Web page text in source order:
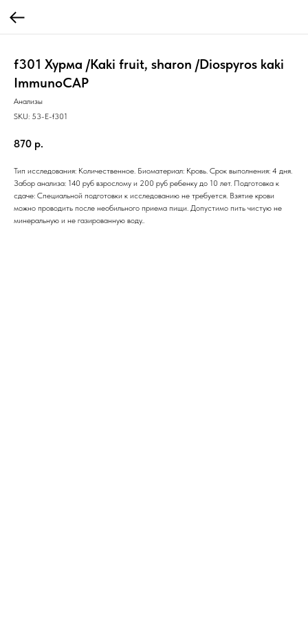
f301 Хурма /Kaki fruit, sharon /Diospyros kaki
ImmunoCAP
Анализы
SKU: 53-E-f301
870 р.
Тип исследования: Количественное. Биоматериал: Кровь. Срок выполнения: 4 дня.
Забор анализа: 140 руб взрослому и 200 руб ребенку до 10 лет. Подготовка к
сдаче: Специальной подготовки к исследованию не требуется. Взятие крови
можно проводить после необильного приема пищи. Допустимо пить чистую не
минеральную и не газированную воду..